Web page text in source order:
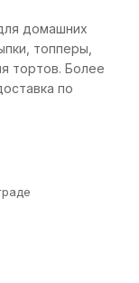
домашних
топперы,
тортов. Более
по